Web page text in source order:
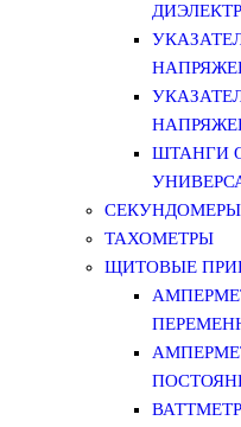
ШТАНГИ
СЕКУНДОМЕРЫ
ТАХОМЕТРЫ
ЩИТОВЫЕ